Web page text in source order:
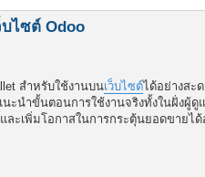
ไซต์ Odoo
สำหรับใช้งานบนเว็บไซต์ได้อย่างสะ
ะนำขั้นตอนการใช้งานจริงทั้งในฝั่งผู้ดู
ะเพิ่มโอกาสในการกระตุ้นยอดขายได้